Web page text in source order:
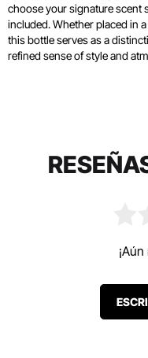
choose your signature scent
included. Whether placed in
this bottle serves as a
refined sense of style and